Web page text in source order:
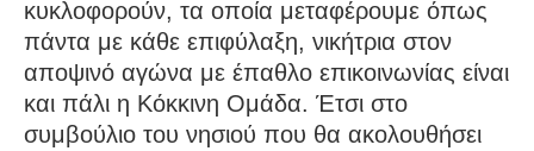
κυκλοφορούν, τα οποία μεταφέρουμε όπως
πάντα με κάθε επιφύλαξη, νικήτρια στον
αποψινό αγώνα με έπαθλο επικοινωνίας είναι
και πάλι η Κόκκινη Ομάδα. Έτσι στο
συμβούλιο του νησιού που θα ακολουθήσει